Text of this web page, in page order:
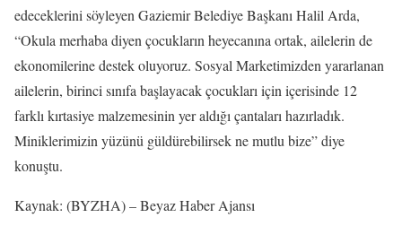
edeceklerini söyleyen Gaziemir Belediye Başkanı Halil Arda,
“Okula merhaba diyen çocukların heyecanına ortak, ailelerin de
ekonomilerine destek oluyoruz. Sosyal Marketimizden yararlanan
ailelerin, birinci sınıfa başlayacak çocukları için içerisinde 12
farklı kırtasiye malzemesinin yer aldığı çantaları hazırladık.
Miniklerimizin yüzünü güldürebilirsek ne mutlu bize” diye
konuştu.
Kaynak: (BYZHA) – Beyaz Haber Ajansı